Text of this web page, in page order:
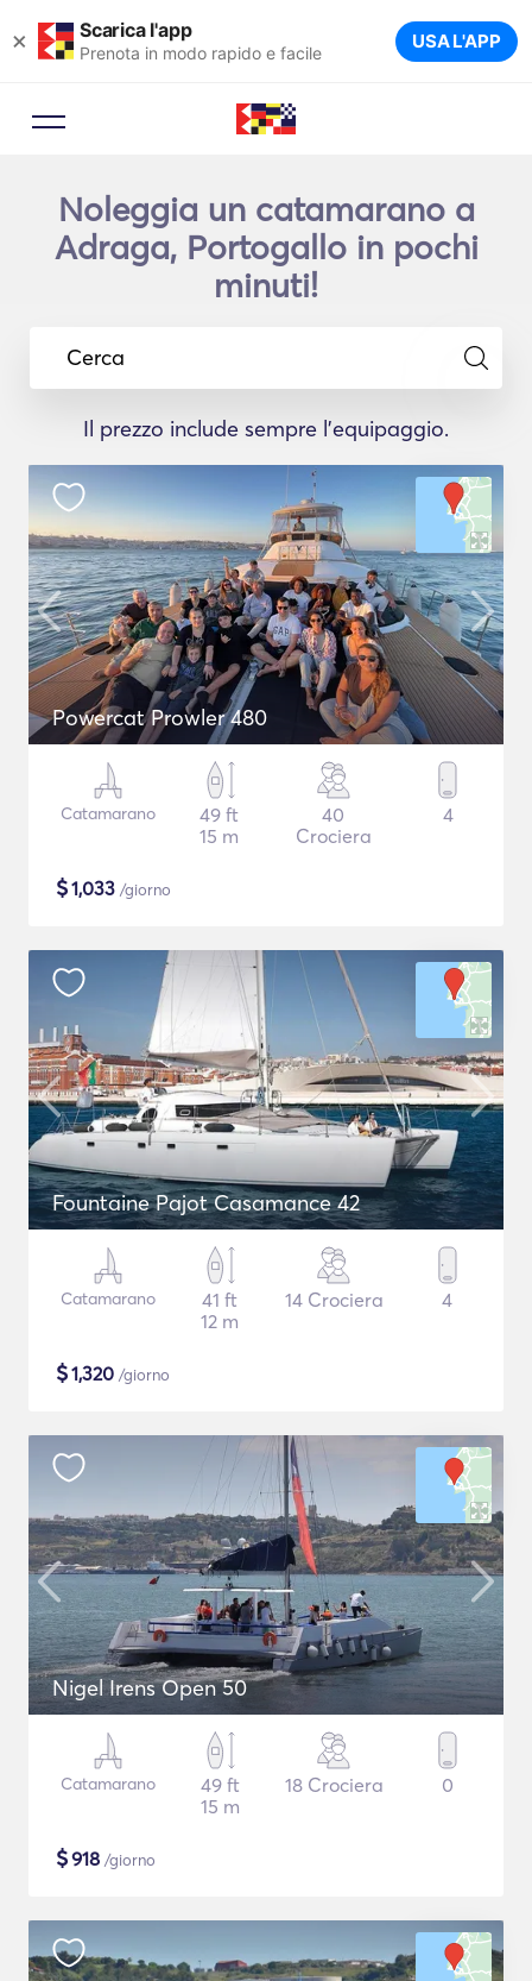
× Scarica l'app
Prenota in modo rapido e facile USA L'APP
Noleggia un catamarano a
Adraga, Portogallo in pochi
minuti!
Cerca
Il prezzo include sempre l'equipaggio.
Powercat Prowler 480
Catamarano
49 ft
15 m
40
Crociera
4
$1,033 /giorno
Fountaine Pajot Casamance 42
Catamarano
41 ft
12 m
14 Crociera 4
$1,320 /giorno
Nigel Irens Open 50
Catamarano
49 ft
15 m
18 Crociera 0
$918 /giorno